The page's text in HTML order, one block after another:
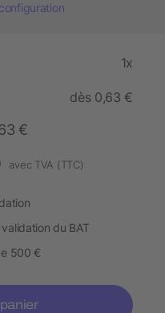
1x
dès 0,63 €
€
avec TVA (TTC)
du BAT
500 €